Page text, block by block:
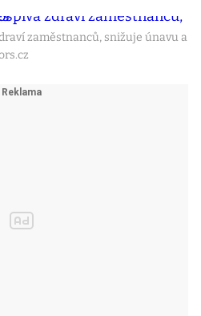
zaměstnanců, snižuje únavu a